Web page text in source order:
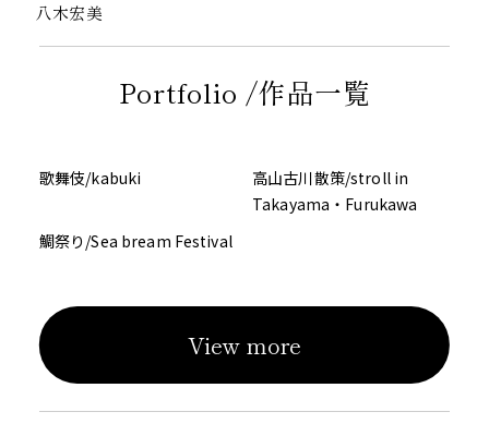
八木宏美
Portfolio /作品一覧
歌舞伎/kabuki
鯛祭り/Sea bream Festival
高山古川散策/stroll in
Takayama・Furukawa
View more